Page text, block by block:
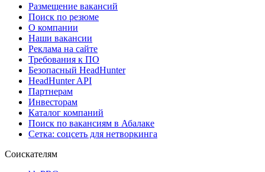
Размещение вакансий
Поиск по резюме
О компании
Наши вакансии
Реклама на сайте
Требования к ПО
Безопасный HeadHunter
HeadHunter API
Партнерам
Инвесторам
Каталог компаний
Поиск по вакансиям в Абалаке
Сетка: соцсеть для нетворкинга
Соискателям